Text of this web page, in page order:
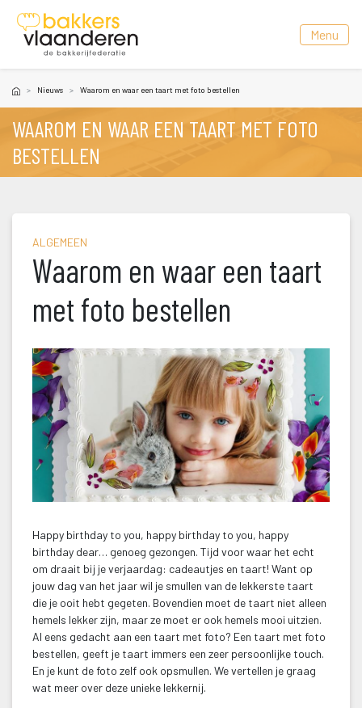
Menu
Nieuw Waarom en waar een taart met foto bestellen
WAAROM EN WAAR EEN TAART MET FOTO
BESTELLEN
ALGEMEEN
Waarom en waar een taart
met foto bestellen
Happy birthday to you, happy birthday to you, happy
birthday dear… genoeg gezongen. Tijd voor waar het echt
om draait bij je verjaardag: cadeautjes en taart! Want op
jouw dag van het jaar wil je smullen van de lekkerste taart
die je ooit hebt gegeten. Bovendien moet de taart niet alleen
hemels lekker zijn, maar ze moet er ook hemels mooi uitzien.
Al eens gedacht aan een taart met foto? Een taart met foto
bestellen, geeft je taart immers een zeer persoonlijke touch.
En je kunt de foto zelf ook opsmullen. We vertellen je graag
wat meer over deze unieke lekkernij.